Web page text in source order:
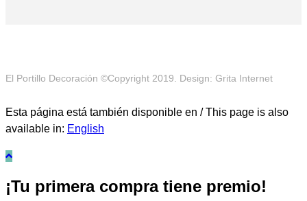
El Portillo Decoración ©Copyright 2019. Design: Grita Internet
Esta página está también disponible en / This page is also
available in: English
¡Tu primera compra tiene premio!